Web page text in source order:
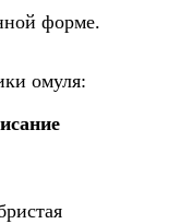
форме.
омуля: